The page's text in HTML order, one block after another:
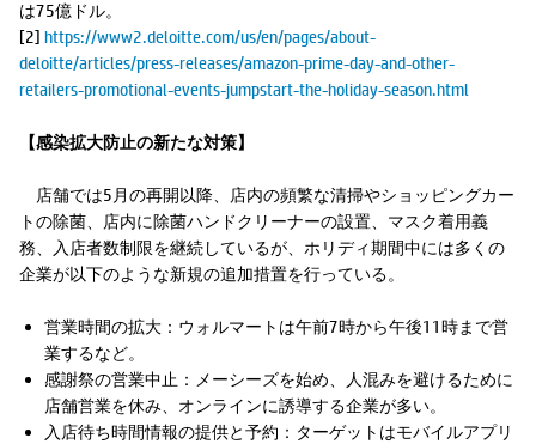
は75億ドル。
[2] https://www2.deloitte.com/us/en/pages/about-
deloitte/articles/press-releases/amazon-prime-day-and-other-
retailers-promotional-events-jumpstart-the-holiday-season.html
【感染拡大防止の新たな対策】
店舗では5月の再開以降、店内の頻繁な清掃やショッピングカー
トの除菌、店内に除菌ハンドクリーナーの設置、マスク着用義
務、入店者数制限を継続しているが、ホリディ期間中には多くの
企業が以下のような新規の追加措置を行っている。
営業時間の拡大：ウォルマートは午前7時から午後11時まで営
業するなど。
感謝祭の営業中止：メーシーズを始め、人混みを避けるために
店舗営業を休み、オンラインに誘導する企業が多い。
入店待ち時間情報の提供と予約：ターゲットはモバイルアプリ